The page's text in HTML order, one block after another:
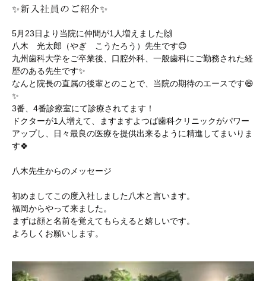
✨新入社員のご紹介✨
5月23日より当院に仲間が1人増えました🙌
八木 光太郎（やぎ こうたろう）先生です😊
九州歯科大学をご卒業後、口腔外科、一般歯科にご勤務された経
歴のある先生です✨
なんと院長の直属の後輩とのことで、当院の期待のエースです😄
✨
3番、4番診療室にて診療されてます！
ドクターが1人増えて、ますますよつば歯科クリニックがパワー
アップし、日々最良の医療を提供出来るように精進してまいりま
す🍀
八木先生からのメッセージ
初めましてこの度入社しました八木と言います。
福岡からやって来ました。
まずは顔と名前を覚えてもらえると嬉しいです。
よろしくお願いします。